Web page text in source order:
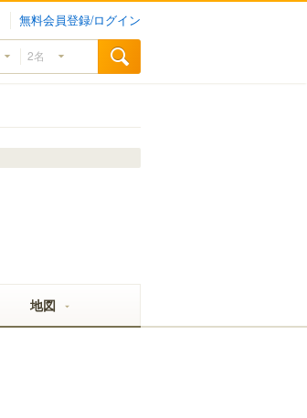
無料会員登録/ログイン
地図